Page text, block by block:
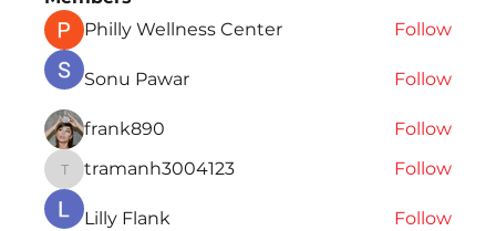
Philly Wellness Center
Follow
Sonu Pawar Follow
frank890 Follow
tramanh3004123
tramanh3004123 Follow
Lilly Flank Follow